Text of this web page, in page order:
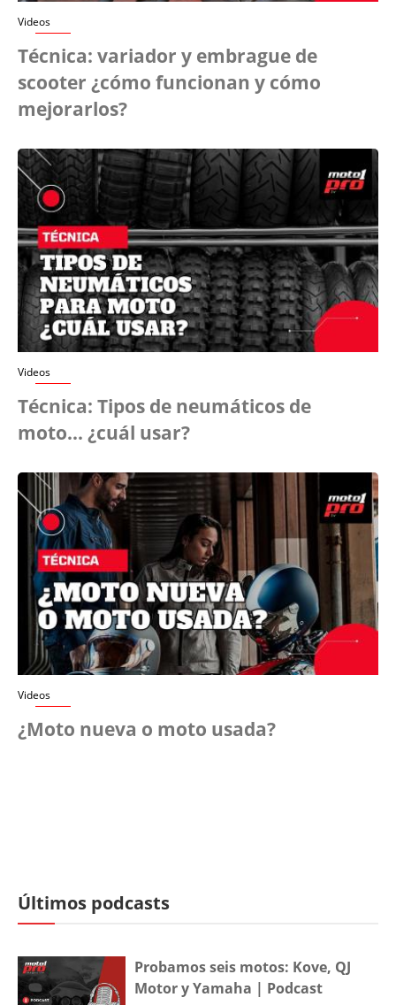
Videos
Técnica: variador y embrague de
scooter ¿cómo funcionan y cómo
mejorarlos?
Videos
Técnica: Tipos de neumáticos de
moto... ¿cuál usar?
Videos
¿Moto nueva o moto usada?
Últimos podcasts
Probamos seis motos: Kove, QJ
Motor y Yamaha | Podcast